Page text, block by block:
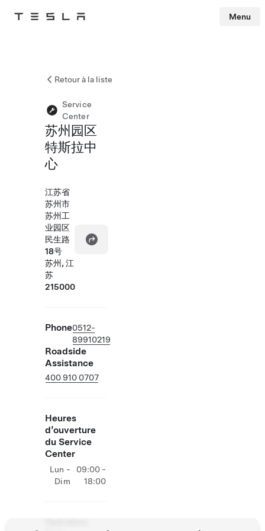
Tesla Menu
Retour à la liste
Service
Center
苏州园区
特斯拉中
心
江苏省
苏州市
苏州工
业园区
民生路
18号
苏州, 江
苏
215000
Phone0512-
89910219
Roadside
Assistance
400 910 0707
Heures
d’ouverture
du Service
Center
Lun -
Dim
09:00 -
18:00